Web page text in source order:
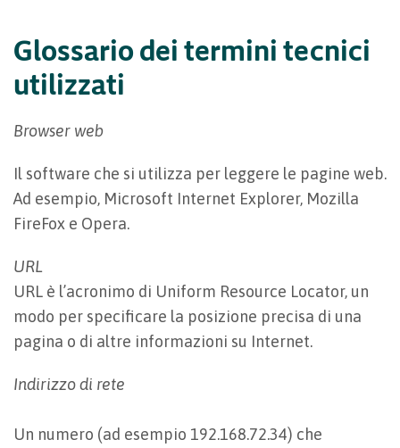
Glossario dei termini tecnici
utilizzati
Browser web
Il software che si utilizza per leggere le pagine web.
Ad esempio, Microsoft Internet Explorer, Mozilla
FireFox e Opera.
URL
URL è l’acronimo di Uniform Resource Locator, un
modo per specificare la posizione precisa di una
pagina o di altre informazioni su Internet.
Indirizzo di rete
Un numero (ad esempio 192.168.72.34) che